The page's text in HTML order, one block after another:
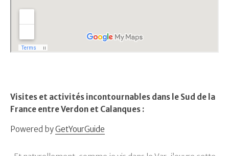
Visites et activités incontournables dans le Sud de la
France entre Verdon et Calanques :
Powered byGetYourGuide